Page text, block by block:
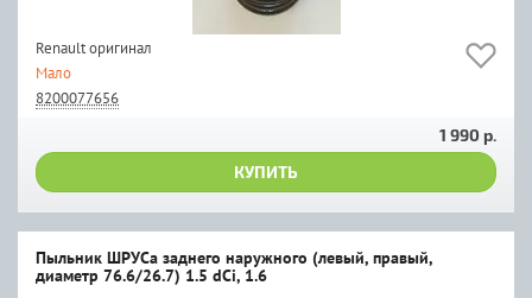
Renault оригинал
Мало
8200077656
1 990 р.
КУПИТЬ
Пыльник ШРУСа заднего наружного (левый, правый,
диаметр 76.6/26.7) 1.5 dCi, 1.6